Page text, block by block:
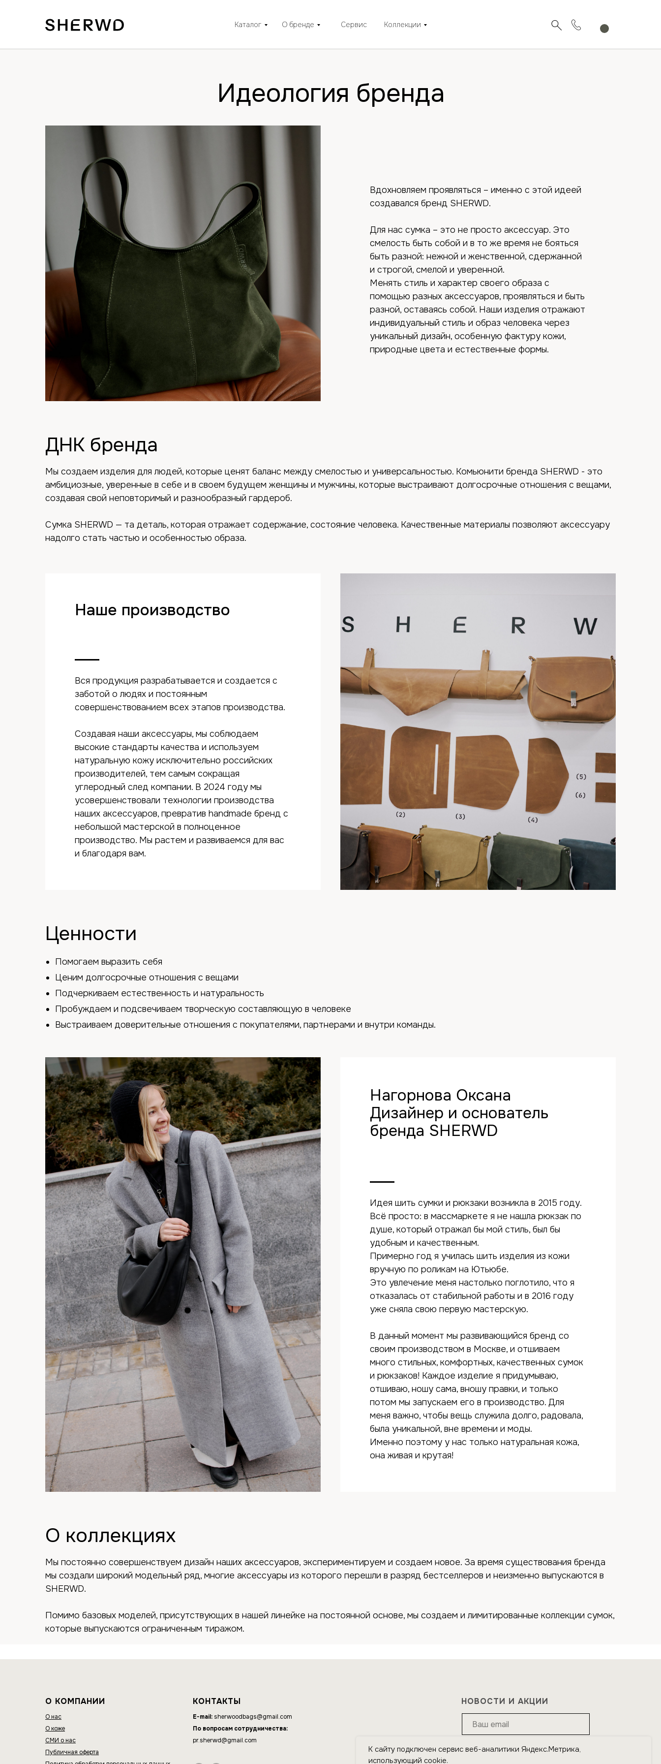
Каталог О бренде Сервис Коллекции
Идеология бренда
Вдохновляем проявляться – именно с этой идеей
создавался бренд SHERWD.
Для нас сумка – это не просто аксессуар. Это
смелость быть собой и в то же время не бояться
быть разной: нежной и женственной, сдержанной
и строгой, смелой и уверенной.
Менять стиль и характер своего образа с
помощью разных аксессуаров, проявляться и быть
разной, оставаясь собой. Наши изделия отражают
индивидуальный стиль и образ человека через
уникальный дизайн, особенную фактуру кожи,
природные цвета и естественные формы.
ДНК бренда
Мы создаем изделия для людей, которые ценят баланс между смелостью и универсальностью. Комьюнити бренда SHERWD - это
амбициозные, уверенные в себе и в своем будущем женщины и мужчины, которые выстраивают долгосрочные отношения с вещами,
создавая свой неповторимый и разнообразный гардероб.
Сумка SHERWD — та деталь, которая отражает содержание, состояние человека. Качественные материалы позволяют аксессуару
надолго стать частью и особенностью образа.
Наше производство
Вся продукция разрабатывается и создается с
заботой о людях и постоянным
совершенствованием всех этапов производства.
Создавая наши аксессуары, мы соблюдаем
высокие стандарты качества и используем
натуральную кожу исключительно российских
производителей, тем самым сокращая
углеродный след компании. В 2024 году мы
усовершенствовали технологии производства
наших аксессуаров, превратив handmade бренд с
небольшой мастерской в полноценное
производство. Мы растем и развиваемся для вас
и благодаря вам.
Ценности
Помогаем выразить себя
Ценим долгосрочные отношения с вещами
Подчеркиваем естественность и натуральность
Пробуждаем и подсвечиваем творческую составляющую в человеке
Выстраиваем доверительные отношения с покупателями, партнерами и внутри команды.
Нагорнова Оксана
Дизайнер и основатель
бренда SHERWD
Идея шить сумки и рюкзаки возникла в 2015 году.
Всё просто: в массмаркете я не нашла рюкзак по
душе, который отражал бы мой стиль, был бы
удобным и качественным.
Примерно год я училась шить изделия из кожи
вручную по роликам на Ютьюбе.
Это увлечение меня настолько поглотило, что я
отказалась от стабильной работы и в 2016 году
уже сняла свою первую мастерскую.
В данный момент мы развивающийся бренд со
своим производством в Москве, и отшиваем
много стильных, комфортных, качественных сумок
и рюкзаков! Каждое изделие я придумываю,
отшиваю, ношу сама, вношу правки, и только
потом мы запускаем его в производство. Для
меня важно, чтобы вещь служила долго, радовала,
была уникальной, вне времени и моды.
Именно поэтому у нас только натуральная кожа,
она живая и крутая!
О коллекциях
Мы постоянно совершенствуем дизайн наших аксессуаров, экспериментируем и создаем новое. За время существования бренда
мы создали широкий модельный ряд, многие аксессуары из которого перешли в разряд бестселлеров и неизменно выпускаются в
SHERWD.
Помимо базовых моделей, присутствующих в нашей линейке на постоянной основе, мы создаем и лимитированные коллекции сумок,
которые выпускаются ограниченным тиражом.
КОНТАКТЫ
E-mail: sherwoodbags@gmail.com
По вопросам сотрудничества:
pr.sherwd@gmail.com
Подписаться
НОВОСТИ И АКЦИИ
О КОМПАНИИ
О нас
О коже
СМИ о нас
Публичная оферта
К сайту подключен сервис веб-аналитики Яндекс.Метрика,
использующий cookie.